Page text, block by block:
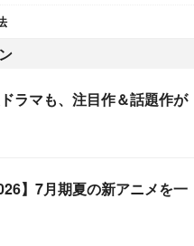
ラマも、注目作＆話題作が
】7月期夏の新アニメを一